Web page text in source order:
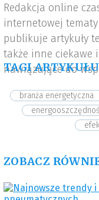
Redakcja online
internetowej
publikuje artykuły
także inne ciekawe
nawiązujące do
TAGI ARTYKUŁU
branża energetyczna
ZOBACZ